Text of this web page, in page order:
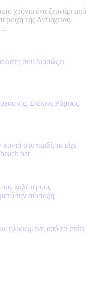
χρόνια ένα ζευγάρι από
της Αντιοχείας,
που διασώζει
Στέλιος Ράμφος
στο παιδί, το είχε
beach bar
καλύτερους
την σύνταξη
ηλικιωμένη από το σπίτι